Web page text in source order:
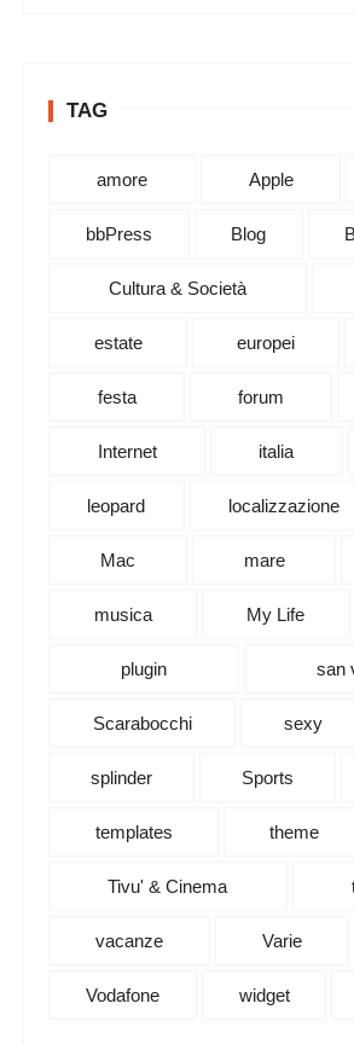
TAG
amore Apple
bbPress Blog
Cultura & Società
estate europei
festa forum
Internet italia
leopard localizzazione
Mac mare
musica My Life
plugin san
Scarabocchi sexy
splinder Sports
templates theme
Tivu' & Cinema
vacanze Varie
Vodafone widget